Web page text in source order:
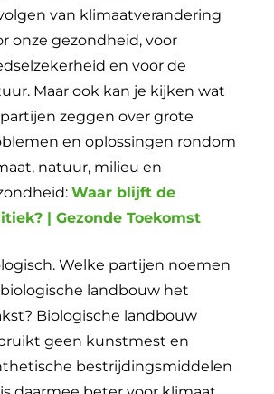
van klimaatverandering
onze gezondheid, voor
en voor de
Maar ook kan je kijken wat
zeggen over grote
en oplossingen rondom
natuur, milieu en
Waar blijft de
| Gezonde Toekomst
Welke partijen noemen
landbouw het
Biologische landbouw
geen kunstmest en
bestrijdingsmiddelen